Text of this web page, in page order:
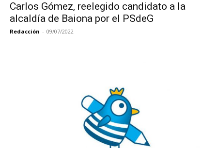
Carlos Gómez, reelegido candidato a la
alcaldía de Baiona por el PSdeG
Redacción - 09/07/2022